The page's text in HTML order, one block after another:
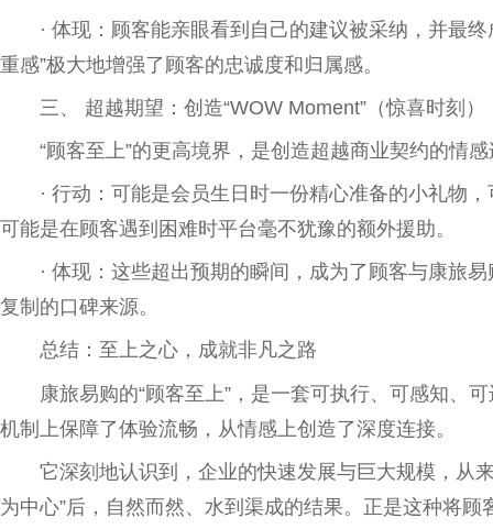
· 体现：顾客能亲眼看到自己的建议被采纳，并最终
重感”极大地增强了顾客的忠诚度和归属感。
三、 超越期望：创造“WOW Moment”（惊喜时刻）
“顾客至上”的更高境界，是创造超越商业契约的情
· 行动：可能是会员生日时一份精心准备的小礼物
可能是在顾客遇到困难时平台毫不犹豫的额外援助。
· 体现：这些超出预期的瞬间，成为了顾客与康旅
复制的口碑来源。
总结：至上之心，成就非凡之路
康旅易购的“顾客至上”，是一套可执行、可感知、
机制上保障了体验流畅，从情感上创造了深度连接。
它深刻地认识到，企业的快速发展与巨大规模，从
为中心”后，自然而然、水到渠成的结果。正是这种将顾